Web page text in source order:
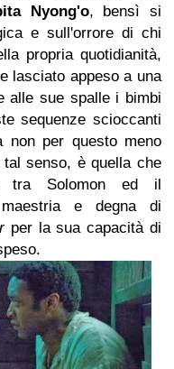
Nyong'o, bensì si
e sull'orrore di chi
propria quotidianità,
lasciato appeso a una
alle sue spalle i bimbi
sequenze scioccanti
per questo meno
senso, è quella che
tra Solomon ed il
e degna di
per la sua capacità di